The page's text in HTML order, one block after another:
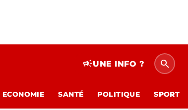
campaignUNE INFO ? search
ECONOMIE SANTÉ POLITIQUE SPORT